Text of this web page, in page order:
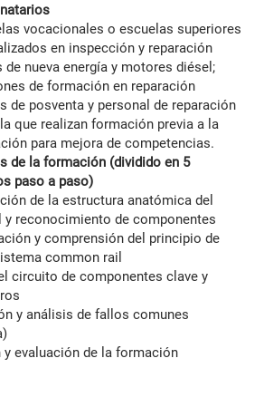
vocacionales o escuelas superiores
en inspección y reparación
nueva energía y motores diésel;
de formación en reparación
de posventa y personal de reparación
que realizan formación previa a la
para mejora de competencias.
de la formación (dividido en 5
paso a paso)
de la estructura anatómica del
reconocimiento de componentes
y comprensión del principio de
common rail
circuito de componentes clave y
y análisis de fallos comunes
y evaluación de la formación